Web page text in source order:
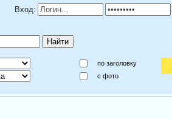
Вход:
по заголовку
c фото